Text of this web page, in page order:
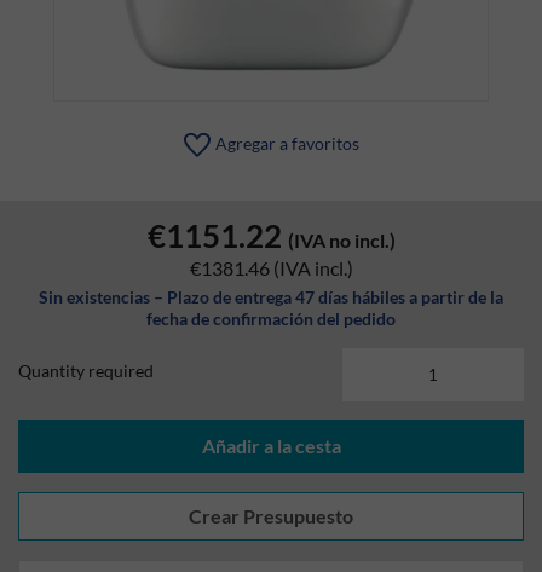
Agregar a favoritos
€1151.22 (IVA no incl.)
€1381.46 (IVA incl.)
Sin existencias – Plazo de entrega 47 días hábiles a partir de la
fecha de confirmación del pedido
Quantity required
Añadir a la cesta